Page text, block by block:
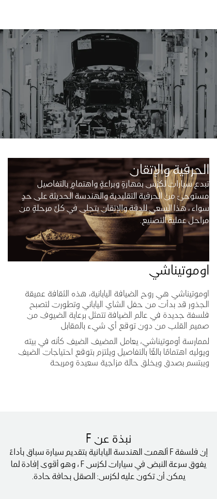
الحرفية والإتقان
تبدع سيارات لكزس بمهارةٍ وبراعةٍ واهتمامٍ بالتفاصيل
مستوحىً من الحرفية التقليدية والهندسة الحديثة على حدٍ
سواء ، هذا السعي للدقة والإتقان يتجلى في كلِّ مرحلةٍ من
مراحل عملية التصنيع.
اوموتيناشي
اوموتيناشي هي روح الضيافة اليابانية، هذه الثقافة عميقة
الجذور قد بدأت من حفل الشاي الياباني وتطورت لتصبح
فلسفة جديدة في عالم الضيافة تتمثل برعاية الضيوف من
صميم القلب من دون توقع أي شيء بالمقابل
لممارسة أوموتيناشي، يعامل المضيف الضيف كأنه في بيته
ويوليه اهتمامًا بالغًا بالتفاصيل ويلتزم بتوقع احتياجات الضيف
ويبتسم بصدق ويخلق حالة مزاجية سعيدة ومريحة
نبذة عن F
إن فلسفة F ألهمت الهندسة اليابانية بتقديم سيارة سباق بأداءً
يفوق سرعة النبض في سيارات لكزس F ، وهو أقوى إفادة لما
يمكن أن تكون عليه لكزس: الصقل بحافة حادة.